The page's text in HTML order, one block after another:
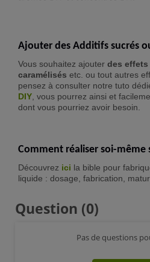
Ajouter des Additifs sucrés
Vous souhaitez ajouter des
caramélisés etc. ou tout autres
pensez à consulter notre tuto
DIY, vous pourrez ainsi et
dont vous pourriez avoir besoin.
Comment réaliser soi-même
Découvrez ici la bible pour
liquide : dosage, fabrication,
Question (0)
Pas de questions